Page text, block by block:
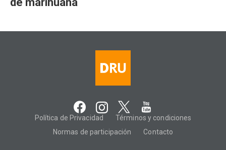
Política de Privacidad
Términos y condiciones
Normas de participación
Contacto